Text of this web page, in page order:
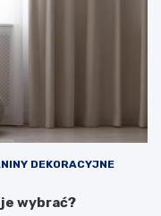
DEKORACYJNE
wybrać?